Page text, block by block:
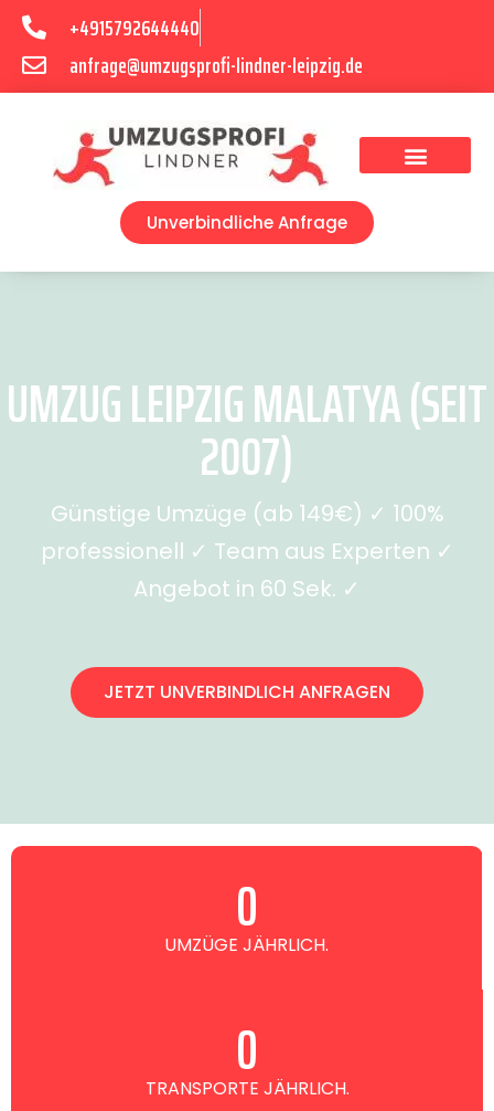
+4915792644440
anfrage@umzugsprofi-lindner-leipzig.de
Unverbindliche Anfrage
UMZUG LEIPZIG MALATYA (SEIT
2007)
Günstige Umzüge (ab 149€) ✓ 100%
professionell ✓ Team aus Experten ✓
Angebot in 60 Sek. ✓
JETZT UNVERBINDLICH ANFRAGEN
UMZÜGE JÄHRLICH.
0
TRANSPORTE JÄHRLICH.
0